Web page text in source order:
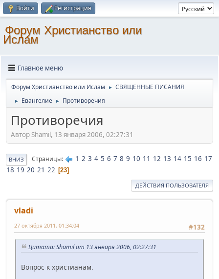
Войти Регистрация
Форум Христианство или
Ислам
Главное меню
Форум Христианство или Ислам ► СВЯЩЕННЫЕ ПИСАНИЯ
► Евангелие ► Противоречия
Противоречия
Автор Shamil, 13 января 2006, 02:27:31
ВНИЗ Страницы 1 2 3 4 5 6 7 8 9 10 11 12 13 14 15 16 17
18 19 20 21 22 23
ДЕЙСТВИЯ ПОЛЬЗОВАТЕЛЯ
vladi
#132
27 октября 2011, 01:34:04
Цитата: Shamil от 13 января 2006, 02:27:31
Вопрос к христианам.